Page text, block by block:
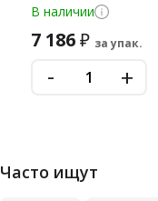
В наличии
7 186₽ за упак.
- +
Часто ищут